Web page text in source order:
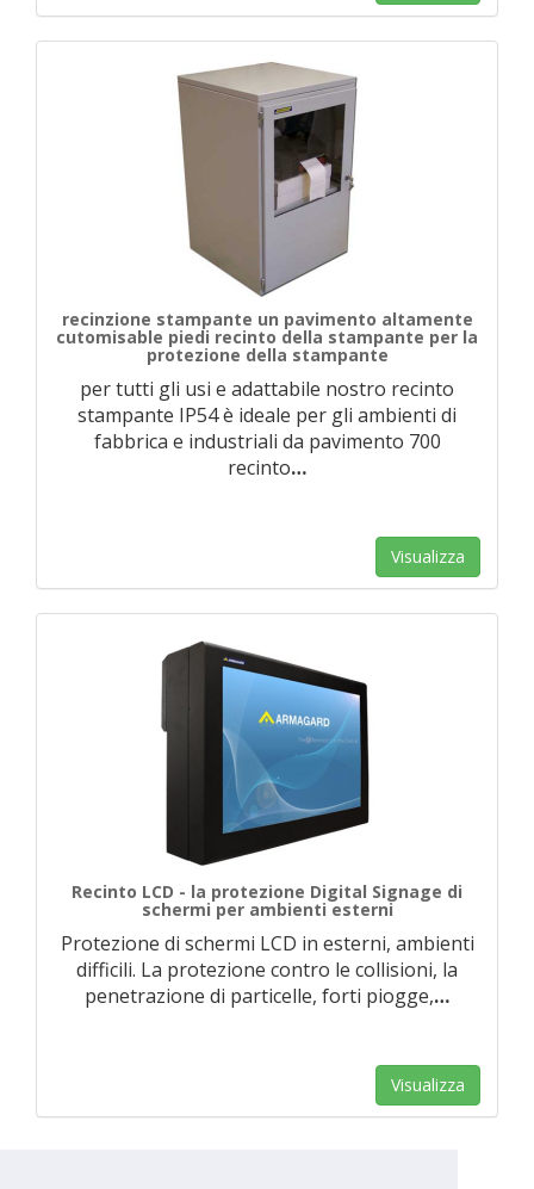
recinzione stampante un pavimento altamente
cutomisable piedi recinto della stampante per la
protezione della stampante
per tutti gli usi e adattabile nostro recinto
stampante IP54 è ideale per gli ambienti di
fabbrica e industriali da pavimento 700
recinto…
Visualizza
Recinto LCD - la protezione Digital Signage di
schermi per ambienti esterni
Protezione di schermi LCD in esterni, ambienti
difficili. La protezione contro le collisioni, la
penetrazione di particelle, forti piogge,…
Visualizza